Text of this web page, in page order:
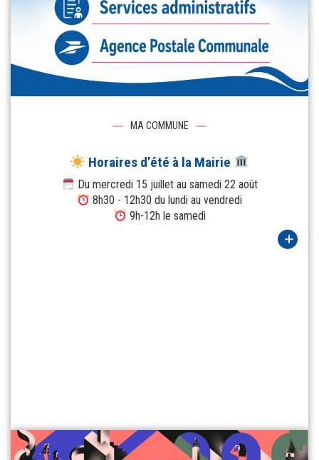
MA COMMUNE
Horaires d’été à la Mairie
Du mercredi 15 juillet au samedi 22 août
8h30 - 12h30 du lundi au vendredi
9h-12h le samedi